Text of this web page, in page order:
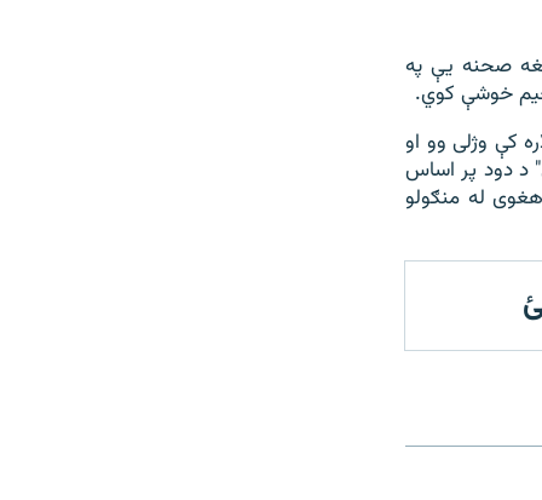
صحنه يې په
خوشې کوي.
کې وژلی وو او
د دود پر اساس
له منګولو